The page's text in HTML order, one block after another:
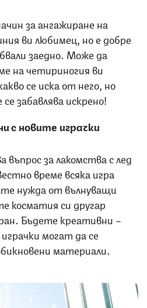
за ангажиране на
ви любимец, но е добре
заедно. Може да
на четириногия ви
се иска от него, но
забавлява искрено!
с новите играчки
въпрос за лакомства с лед
време всяка игра
нужда от вълнуващи
косматия си другар
Бъдете креативни –
могат да се
материали.